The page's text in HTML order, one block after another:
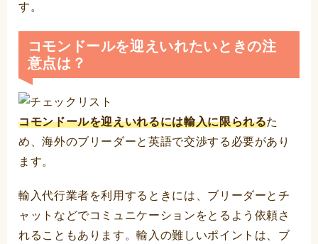
す。
コモンドールを迎えいれたいときの注
意点は？
コモンドールを迎えいれるには輸入に限られるた
め、海外のブリーダーと英語で交渉する必要があり
ます。
輸入代行業者を利用するときには、ブリーダーとチ
ャットなどでコミュニケーションをとるよう依頼さ
れることもあります。輸入の難しいポイントは、ブ